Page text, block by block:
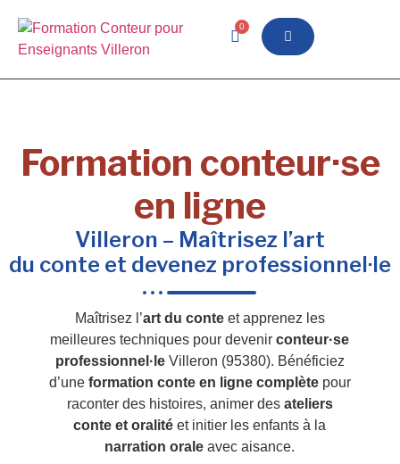
0
Formation conteur·se
en ligne
Villeron – Maîtrisez l’art
du conte et devenez professionnel·le
Maîtrisez l’art du conteet apprenez les
meilleures techniques pour devenirconteur·se
professionnel·leVilleron (95380). Bénéficiez
d’une formation conte en ligne complètepour
raconter des histoires, animer des ateliers
conte et oralité et initier les enfants à la
narration orale avec aisance.